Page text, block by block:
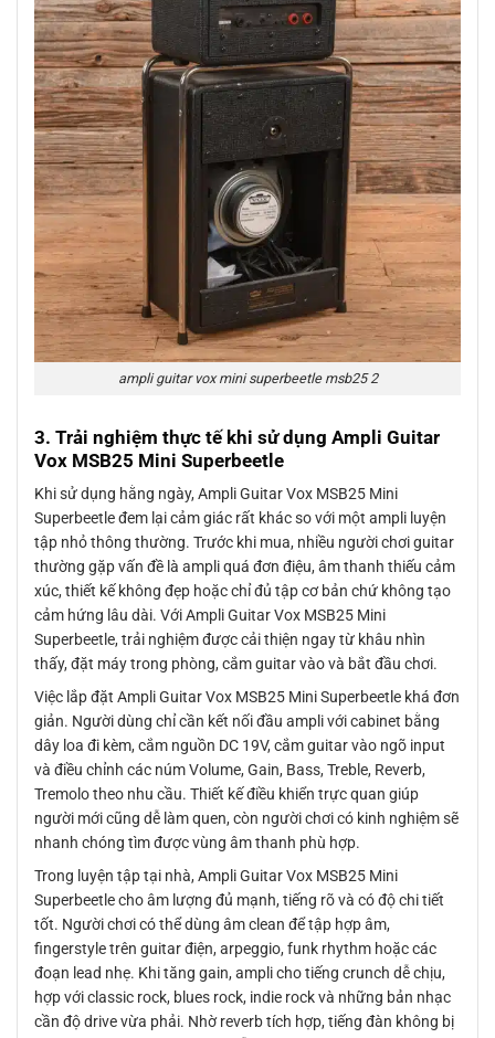
ampli guitar vox mini superbeetle msb25 2
3. Trải nghiệm thực tế khi sử dụng Ampli Guitar
Vox MSB25 Mini Superbeetle
Khi sử dụng hằng ngày, Ampli Guitar Vox MSB25 Mini
Superbeetle đem lại cảm giác rất khác so với một ampli luyện
tập nhỏ thông thường. Trước khi mua, nhiều người chơi guitar
thường gặp vấn đề là ampli quá đơn điệu, âm thanh thiếu cảm
xúc, thiết kế không đẹp hoặc chỉ đủ tập cơ bản chứ không tạo
cảm hứng lâu dài. Với Ampli Guitar Vox MSB25 Mini
Superbeetle, trải nghiệm được cải thiện ngay từ khâu nhìn
thấy, đặt máy trong phòng, cắm guitar vào và bắt đầu chơi.
Việc lắp đặt Ampli Guitar Vox MSB25 Mini Superbeetle khá đơn
giản. Người dùng chỉ cần kết nối đầu ampli với cabinet bằng
dây loa đi kèm, cắm nguồn DC 19V, cắm guitar vào ngõ input
và điều chỉnh các núm Volume, Gain, Bass, Treble, Reverb,
Tremolo theo nhu cầu. Thiết kế điều khiển trực quan giúp
người mới cũng dễ làm quen, còn người chơi có kinh nghiệm sẽ
nhanh chóng tìm được vùng âm thanh phù hợp.
Trong luyện tập tại nhà, Ampli Guitar Vox MSB25 Mini
Superbeetle cho âm lượng đủ mạnh, tiếng rõ và có độ chi tiết
tốt. Người chơi có thể dùng âm clean để tập hợp âm,
fingerstyle trên guitar điện, arpeggio, funk rhythm hoặc các
đoạn lead nhẹ. Khi tăng gain, ampli cho tiếng crunch dễ chịu,
hợp với classic rock, blues rock, indie rock và những bản nhạc
cần độ drive vừa phải. Nhờ reverb tích hợp, tiếng đàn không bị